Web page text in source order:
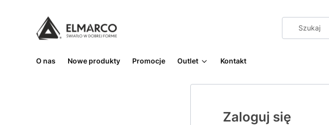
O nas Nowe produkty Promocje Outlet Kontakt
Zaloguj się